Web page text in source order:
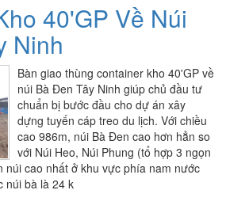
40'GP Về Núi
Ninh
Bàn giao thùng container kho 40'GP về
núi Bà Đen Tây Ninh giúp chủ đầu tư
chuẩn bị bước đầu cho dự án xây
dựng tuyến cáp treo du lịch. Với chiều
cao 986m, núi Bà Đen cao hơn hẳn so
với Núi Heo, Núi Phung (tổ hợp 3 ngọn
núi cao nhất ở khu vực phía nam nước
núi bà là 24 k